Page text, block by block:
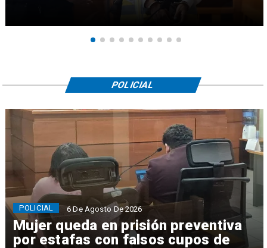
Mujer queda en prisión preventiva
por estafas con falsos cupos de
POLICIAL 6 De Agosto De 2026
POLICIAL